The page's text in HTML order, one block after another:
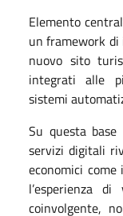
Elemento
un framework
nuovo sito
integrati alle
sistemi
Su questa
servizi digitali
economici
l’esperienza
coinvolgente,